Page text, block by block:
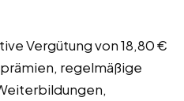
Vergütung von 18,80 €
regelmäßige